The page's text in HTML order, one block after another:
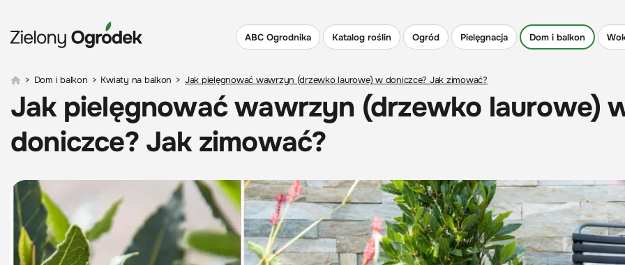
ABC Ogrodnika Katalog roślin Ogród Pielęgnacja Dom i balkon
> Dom i balkon > Kwiaty na balkon > Jak pielęgnować wawrzyn (drzewko laurowe) w doniczce? Jak zimować?
Jak pielęgnować wawrzyn (drzewko laurowe)
doniczce? Jak zimować?